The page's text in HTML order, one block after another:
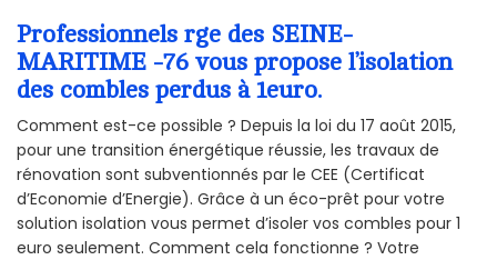
Professionnels rge des SEINE-
MARITIME -76 vous propose l’isolation
des combles perdus à 1euro.
Comment est-ce possible ? Depuis la loi du 17 août 2015,
pour une transition énergétique réussie, les travaux de
rénovation sont subventionnés par le CEE (Certificat
d’Economie d’Energie). Grâce à un éco-prêt pour votre
solution isolation vous permet d’isoler vos combles pour 1
euro seulement. Comment cela fonctionne ? Votre